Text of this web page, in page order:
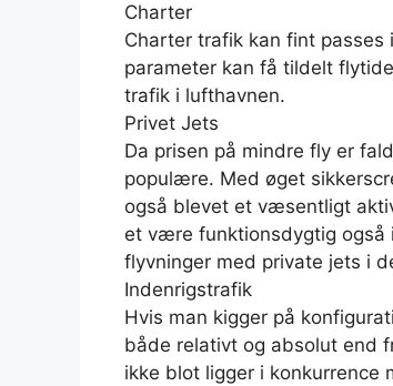
Charter
Charter trafik kan fint
parameter kan få tildelt
trafik i lufthavnen.
Privet Jets
Da prisen på mindre fly er
populære. Med øget
også blevet et væsentligt
et være funktionsdygtig også
flyvninger med private jets i
Indenrigstrafik
Hvis man kigger på
både relativt og absolut end
ikke blot ligger i konkurrence